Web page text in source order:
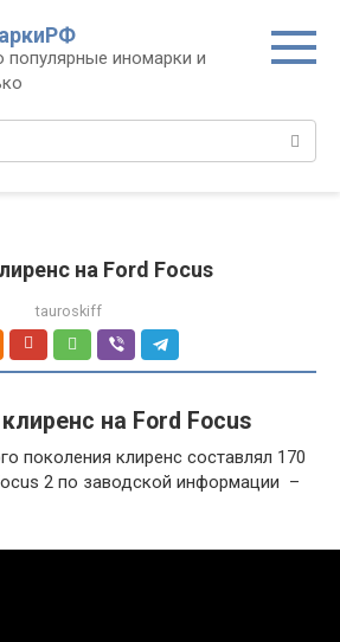
популярные иномарки и
на Ford Focus
tauroskiff
на Ford Focus
поколения клиренс составлял 170
2 по заводской информации –